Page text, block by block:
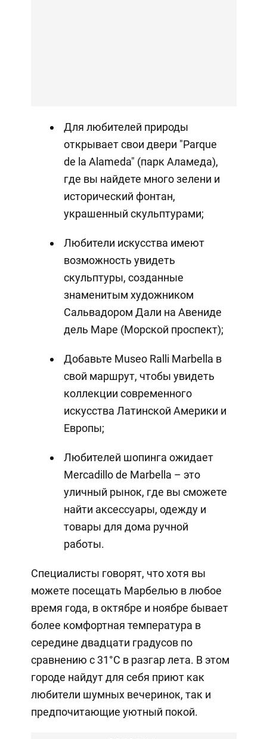
Для любителей природы
открывает свои двери "Parque
de la Alameda" (парк Аламеда),
где вы найдете много зелени и
исторический фонтан,
украшенный скульптурами;
Любители искусства имеют
возможность увидеть
скульптуры, созданные
знаменитым художником
Сальвадором Дали на Авениде
дель Маре (Морской проспект);
Добавьте Museo Ralli Marbella в
свой маршрут, чтобы увидеть
коллекции современного
искусства Латинской Америки и
Европы;
Любителей шопинга ожидает
Mercadillo de Marbella – это
уличный рынок, где вы сможете
найти аксессуары, одежду и
товары для дома ручной
работы.
Специалисты говорят, что хотя вы
можете посещать Марбелью в любое
время года, в октябре и ноябре бывает
более комфортная температура в
середине двадцати градусов по
сравнению с 31°C в разгар лета. В этом
городе найдут для себя приют как
любители шумных вечеринок, так и
предпочитающие уютный покой.